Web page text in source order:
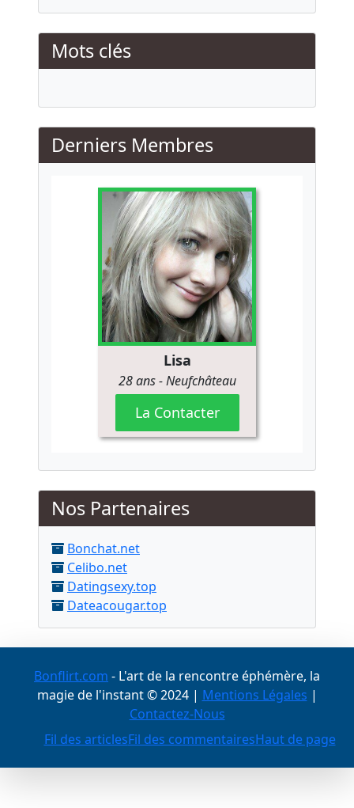
Mots clés
Derniers Membres
Nos Partenaires
Bonchat.net
Celibo.net
Datingsexy.top
Dateacougar.top
Bonflirt.com - L'art de la rencontre éphémère, la
magie de l'instant © 2024 | Mentions Légales |
Contactez-Nous
Fil des articlesFil des commentairesHaut de page